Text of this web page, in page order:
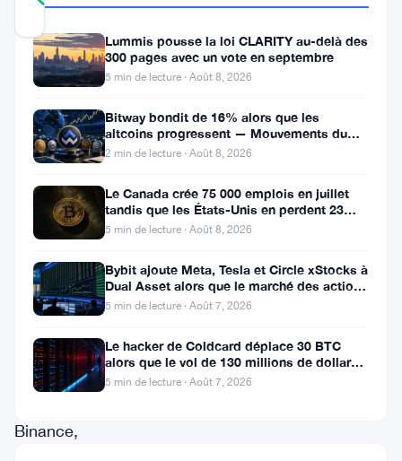
Une
principales
cryptomonnaies,
BNB),
étroitement
liée
plateforme
Binance,
Lummis pousse la loi CLARITY au-delà des
300 pages avec un vote en septembre
5 min de lecture · Août 8, 2026
Bitway bondit de 16% alors que les
altcoins progressent — Mouvements du
jour 8 août
2 min de lecture · Août 8, 2026
Le Canada crée 75 000 emplois en juillet
tandis que les États-Unis en perdent 23
000, Bitcoin reste à 65K
5 min de lecture · Août 8, 2026
Bybit ajoute Meta, Tesla et Circle xStocks à
Dual Asset alors que le marché des actions
tokenisées atteint
5 min de lecture · Août 7, 2026
Le hacker de Coldcard déplace 30 BTC
alors que le vol de 130 millions de dollars
entre dans une nouvelle phase
5 min de lecture · Août 7, 2026